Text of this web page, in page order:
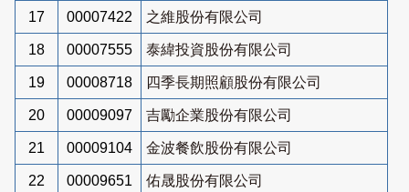
17 00007422 之維股份有限公司
18 00007555 泰緯投資股份有限公司
19 00008718 四季長期照顧股份有限公司
20 00009097 吉勵企業股份有限公司
21 00009104 金波餐飲股份有限公司
22 00009651 佑晟股份有限公司